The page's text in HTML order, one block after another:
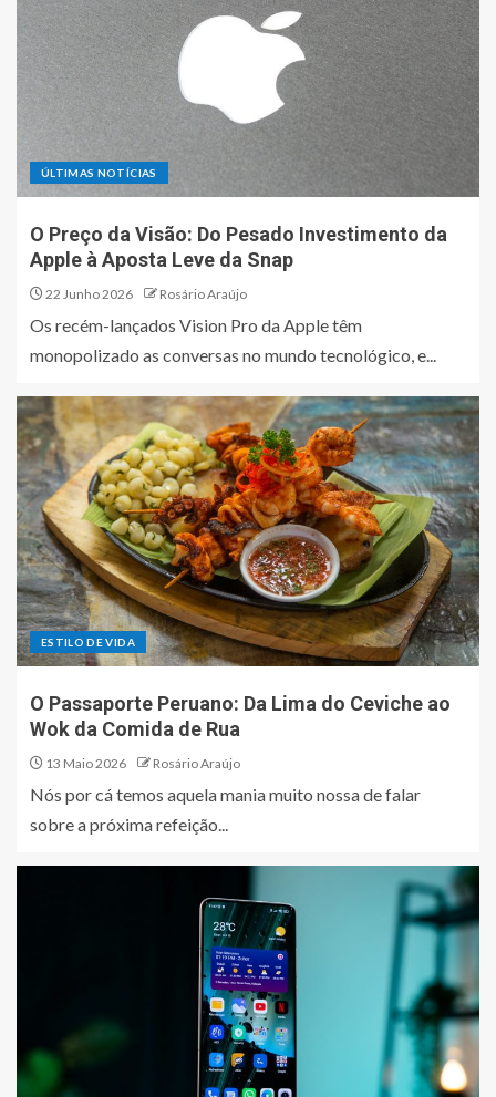
ÚLTIMAS NOTÍCIAS
O Preço da Visão: Do Pesado Investimento da
Apple à Aposta Leve da Snap
22 Junho 2026 Rosário Araújo
Os recém-lançados Vision Pro da Apple têm
monopolizado as conversas no mundo tecnológico, e...
ESTILO DE VIDA
O Passaporte Peruano: Da Lima do Ceviche ao
Wok da Comida de Rua
13 Maio 2026 Rosário Araújo
Nós por cá temos aquela mania muito nossa de falar
sobre a próxima refeição...